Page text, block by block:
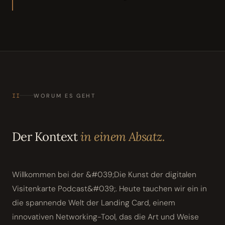
II WORUM ES GEHT
Der Kontextin einem Absatz.
Willkommen bei der &#039;Die Kunst der digitalen
Visitenkarte Podcast&#039;. Heute tauchen wir ein in
die spannende Welt der Landing Card, einem
innovativen Networking-Tool, das die Art und Weise